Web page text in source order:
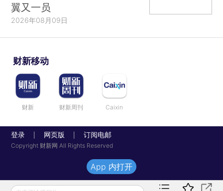
翼又一员
2026年08月09日
财新移动
财新 财新周刊 Caixin
登录 网页版 订阅电邮
Copyright 财新网 All Rights Reserved
App 内打开